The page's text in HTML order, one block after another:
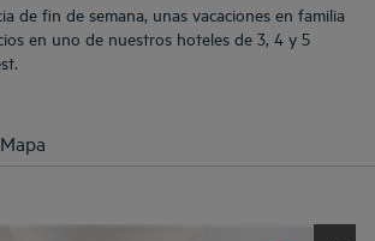
de fin de semana, unas vacaciones en familia
en uno de nuestros hoteles de 3, 4 y 5
Mapa